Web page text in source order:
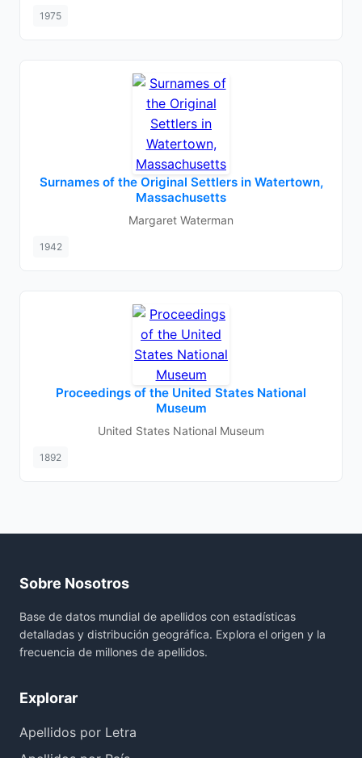
1975
Surnames of the Original Settlers in Watertown,
Massachusetts
Margaret Waterman
1942
Proceedings of the United States National
Museum
United States National Museum
1892
Sobre Nosotros
Base de datos mundial de apellidos con estadísticas
detalladas y distribución geográfica. Explora el origen y la
frecuencia de millones de apellidos.
Explorar
Apellidos por Letra